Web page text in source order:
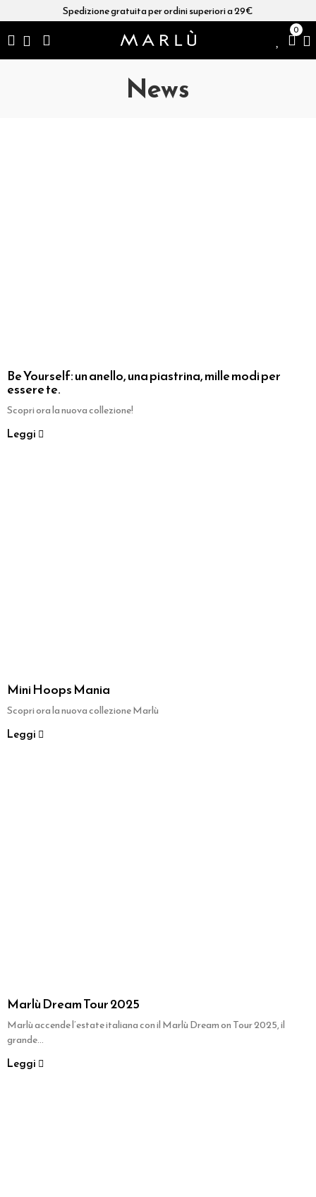
Spedizione gratuita per ordini superiori a 29€
0
News
Be Yourself: un anello, una piastrina, mille modi per
essere te.
Scopri ora la nuova collezione!
Leggi
Mini Hoops Mania
Scopri ora la nuova collezione Marlù
Leggi
Marlù Dream Tour 2025
Marlù accende l’estate italiana con il Marlù Dream on Tour 2025, il
grande...
Leggi